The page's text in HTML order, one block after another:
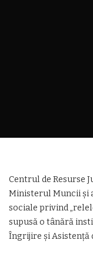
Centrul de Resurse
Ministerul Muncii şi
sociale privind
supusă o tânără
Îngrijire şi Asistenţă